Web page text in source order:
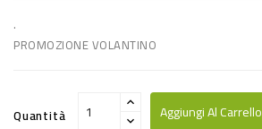
ALIMENTI
.
PROMOZIONE VOLANTINO
Quantità Aggiungi Al Carrello